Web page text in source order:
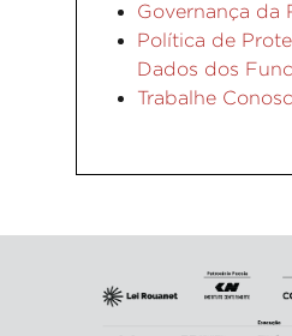
Governança da
Política de
Dados dos
Trabalhe